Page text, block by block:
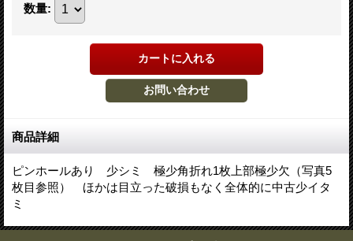
数量:
商品詳細
ピンホールあり 少シミ 極少角折れ1枚上部極少欠（写真5
枚目参照） ほかは目立った破損もなく全体的に中古少イタ
ミ